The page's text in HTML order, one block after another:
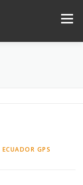
Menú
ECUADOR GPS